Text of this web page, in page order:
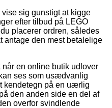
sig gunstigt at kigge
efter tilbud på LEGO
placerer ordren, således
antage den mest betalelige
en online butik udlover
ses som usædvanlig
kendetegn på en uærlig
den anden side en del af
overfor svindlende